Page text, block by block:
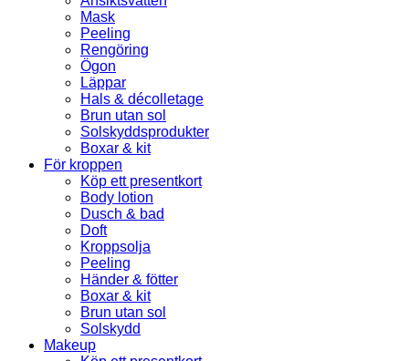
Mask
Peeling
Rengöring
Ögon
Läppar
Hals & décolletage
Brun utan sol
Solskyddsprodukter
Boxar & kit
För kroppen
Köp ett presentkort
Body lotion
Dusch & bad
Doft
Kroppsolja
Peeling
Händer & fötter
Boxar & kit
Brun utan sol
Solskydd
Makeup